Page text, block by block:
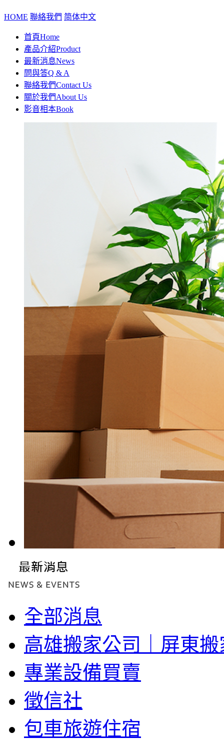
HOME 聯絡我們 简体中文
首頁Home
產品介紹Product
最新消息News
問與答Q & A
聯絡我們Contact Us
關於我們About Us
影音相本Book
全部消息
高雄搬家公司｜屏東
專業設備買賣
徵信社
包車旅遊住宿